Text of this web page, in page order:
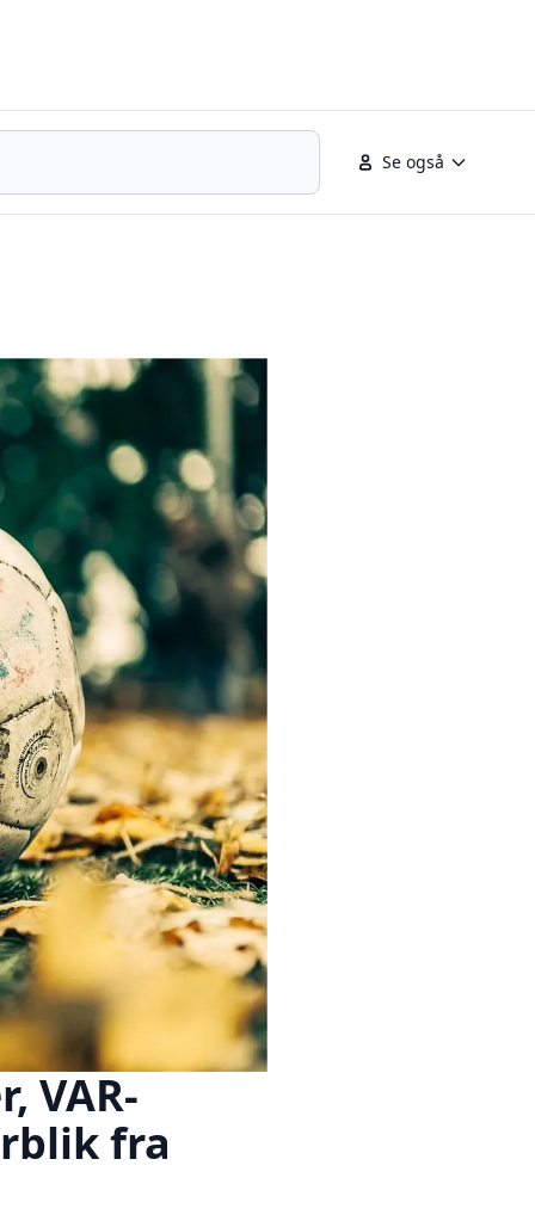
Se også
VAR-
fra